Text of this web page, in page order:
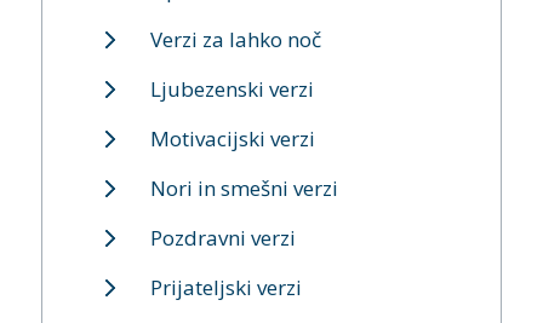
Verzi za lahko noč
Ljubezenski verzi
Motivacijski verzi
Nori in smešni verzi
Pozdravni verzi
Prijateljski verzi